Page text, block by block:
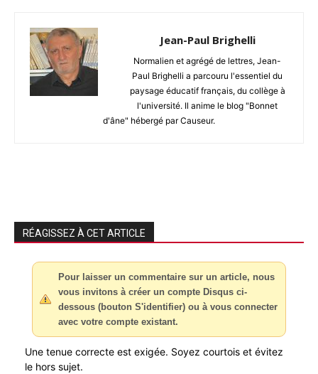
Jean-Paul Brighelli
Normalien et agrégé de lettres, Jean-
Paul Brighelli a parcouru l'essentiel du
paysage éducatif français, du collège à
l'université. Il anime le blog "Bonnet
d'âne" hébergé par Causeur.
RÉAGISSEZ À CET ARTICLE
Pour laisser un commentaire sur un article, nous
vous invitons à créer un compte Disqus ci-
dessous (bouton S'identifier) ou à vous connecter
avec votre compte existant.
Une tenue correcte est exigée. Soyez courtois et évitez
le hors sujet.